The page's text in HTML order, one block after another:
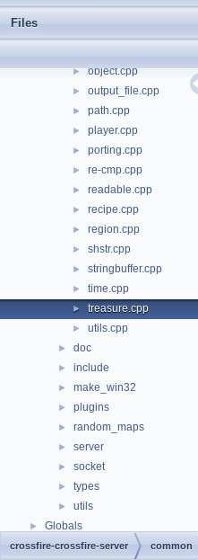
Files
► object.cpp
► output_file.cpp
► path.cpp
► player.cpp
► porting.cpp
► re-cmp.cpp
► readable.cpp
► recipe.cpp
► region.cpp
► shstr.cpp
► stringbuffer.cpp
► time.cpp
► treasure.cpp
► utils.cpp
► doc
► include
► make_win32
► plugins
► random_maps
► server
► socket
► types
► utils
► Globals
crossfire-crossfire-server common